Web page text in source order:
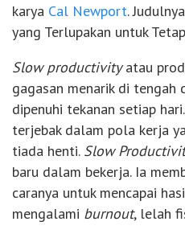
karya Cal Newport. Judulnya
yang Terlupakan untuk
Slow productivityatau
gagasan menarik di tengah
dipenuhi tekanan setiap
terjebak dalam pola kerja
tiada henti. Slow
baru dalam bekerja. Ia
caranya untuk mencapai
mengalami burnout, lelah